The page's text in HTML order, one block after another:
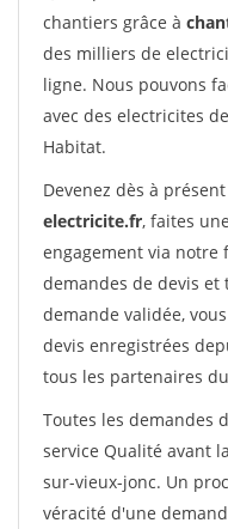
chantiers grâce à
des milliers de
ligne. Nous pouvons
avec des electricites
Habitat.
Devenez dès à
electricite.fr, faites
engagement via notre
demandes de devis et
demande validée,
devis enregistrées
tous les partenaires
Toutes les demandes
service Qualité avant
sur-vieux-jonc. Un
véracité d'une